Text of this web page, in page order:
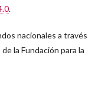
.
nacionales a través
la Fundación para la